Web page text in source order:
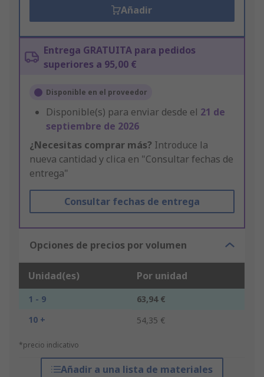
Añadir
Entrega GRATUITA para pedidos
superiores a 95,00 €
Disponible en el proveedor
Disponible(s) para enviar desde el 21 de
septiembre de 2026
¿Necesitas comprar más? Introduce la
nueva cantidad y clica en "Consultar fechas de
entrega"
Consultar fechas de entrega
Opciones de precios por volumen
Unidad(es) Por unidad
1 - 9
63,94 €
10 +
54,35 €
*precio indicativo
Añadir a una lista de materiales